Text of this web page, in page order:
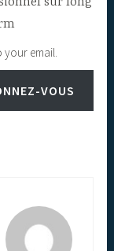
your email.
VOUS